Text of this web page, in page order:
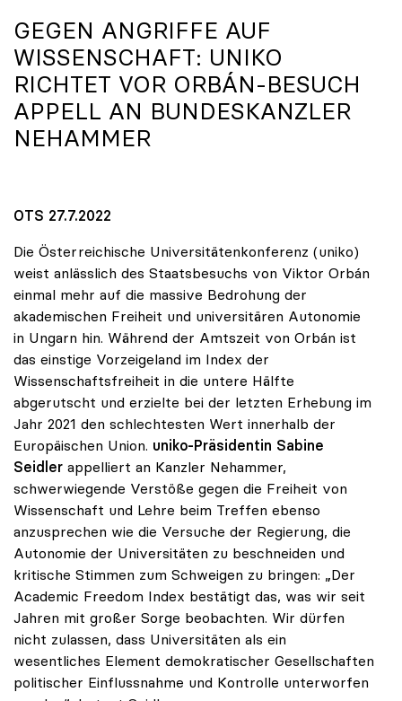
GEGEN ANGRIFFE AUF
WISSENSCHAFT: UNIKO
RICHTET VOR ORBÁN-BESUCH
APPELL AN BUNDESKANZLER
NEHAMMER
OTS 27.7.2022
Die Österreichische Universitätenkonferenz (uniko)
weist anlässlich des Staatsbesuchs von Viktor Orbán
einmal mehr auf die massive Bedrohung der
akademischen Freiheit und universitären Autonomie
in Ungarn hin. Während der Amtszeit von Orbán ist
das einstige Vorzeigeland im Index der
Wissenschaftsfreiheit in die untere Hälfte
abgerutscht und erzielte bei der letzten Erhebung im
Jahr 2021 den schlechtesten Wert innerhalb der
Europäischen Union. uniko-Präsidentin Sabine
Seidler appelliert an Kanzler Nehammer,
schwerwiegende Verstöße gegen die Freiheit von
Wissenschaft und Lehre beim Treffen ebenso
anzusprechen wie die Versuche der Regierung, die
Autonomie der Universitäten zu beschneiden und
kritische Stimmen zum Schweigen zu bringen: „Der
Academic Freedom Index bestätigt das, was wir seit
Jahren mit großer Sorge beobachten. Wir dürfen
nicht zulassen, dass Universitäten als ein
wesentliches Element demokratischer Gesellschaften
politischer Einflussnahme und Kontrolle unterworfen